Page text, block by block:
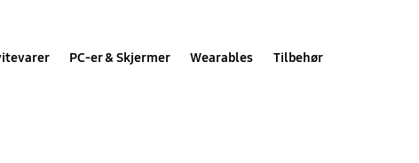
PC-er & Skjermer Wearables Tilbehør